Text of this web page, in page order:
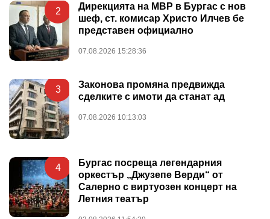
2
Дирекцията на МВР в Бургас с нов
шеф, ст. комисар Христо Илчев бе
представен официално
07.08.2026 15:28:36
3
Законова промяна предвижда
сделките с имоти да станат ад
07.08.2026 10:13:03
4
Бургас посреща легендарния
оркестър „Джузепе Верди“ от
Салерно с виртуозен концерт на
Летния театър